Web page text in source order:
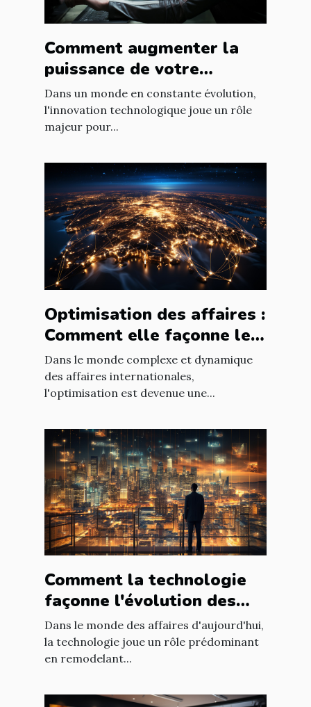
Comment augmenter la
puissance de votre
entreprise grâce aux
nouvelles technologies
Dans un monde en constante évolution,
l'innovation technologique joue un rôle
majeur pour...
Optimisation des affaires :
Comment elle façonne le
paysage économique
international
Dans le monde complexe et dynamique
des affaires internationales,
l'optimisation est devenue une...
Comment la technologie
façonne l'évolution des
entreprises
Dans le monde des affaires d'aujourd'hui,
la technologie joue un rôle prédominant
en remodelant...